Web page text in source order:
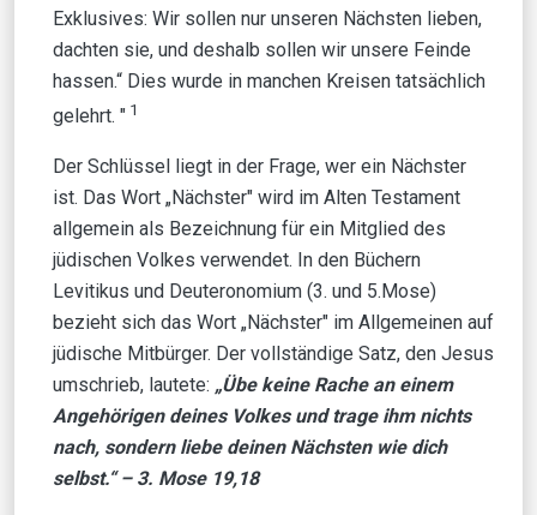
Exklusives: Wir sollen nur unseren Nächsten lieben,
dachten sie, und deshalb sollen wir unsere Feinde
hassen.“ Dies wurde in manchen Kreisen tatsächlich
gelehrt. " 1
Der Schlüssel liegt in der Frage, wer ein Nächster
ist. Das Wort „Nächster" wird im Alten Testament
allgemein als Bezeichnung für ein Mitglied des
jüdischen Volkes verwendet. In den Büchern
Levitikus und Deuteronomium (3. und 5.Mose)
bezieht sich das Wort „Nächster" im Allgemeinen auf
jüdische Mitbürger. Der vollständige Satz, den Jesus
umschrieb, lautete: „Übe keine Rache an einem
Angehörigen deines Volkes und trage ihm nichts
nach, sondern liebe deinen Nächsten wie dich
selbst.“ – 3. Mose 19,18